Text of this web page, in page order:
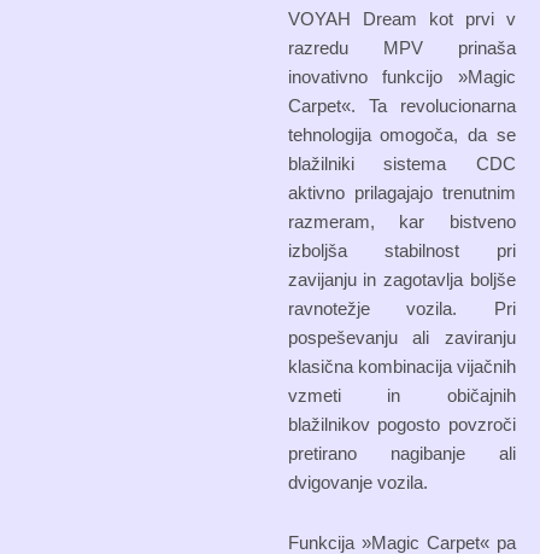
VOYAH Dream kot prvi v
razredu MPV prinaša
inovativno funkcijo »Magic
Carpet«. Ta revolucionarna
tehnologija omogoča, da se
blažilniki sistema CDC
aktivno prilagajajo trenutnim
razmeram, kar bistveno
izboljša stabilnost pri
zavijanju in zagotavlja boljše
ravnotežje vozila. Pri
pospeševanju ali zaviranju
klasična kombinacija vijačnih
vzmeti in običajnih
blažilnikov pogosto povzroči
pretirano nagibanje ali
dvigovanje vozila.
Funkcija »Magic Carpet« pa